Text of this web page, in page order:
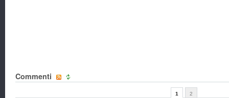
Commenti
1 2